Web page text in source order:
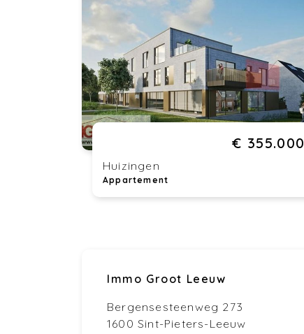
€ 355.000
Huizingen
Appartement
Immo Groot Leeuw
Bergensesteenweg 273
1600 Sint-Pieters-Leeuw